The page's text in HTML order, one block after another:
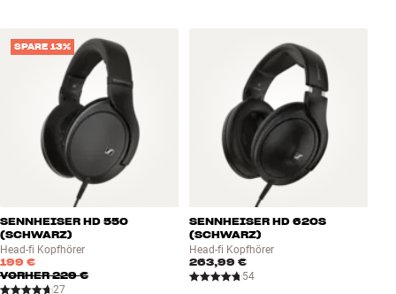
SPARE 13%
SENNHEISER HD 550
(SCHWARZ)
Head-fi Kopfhörer
199 €
VORHER229 €
27
SENNHEISER HD 620S
(SCHWARZ)
Head-fi Kopfhörer
263,99 €
54